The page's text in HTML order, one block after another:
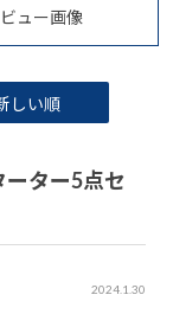
ュー画像
しい順
ター5点セ
2024.1.30